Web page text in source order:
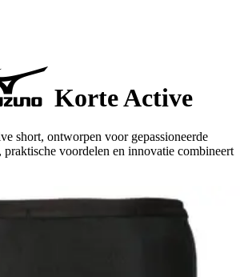
Korte Active
short, ontworpen voor gepassioneerde
voordelen en innovatie combineert